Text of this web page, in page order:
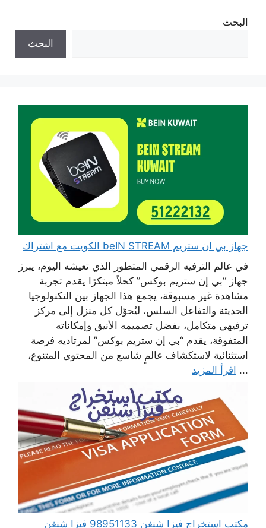
البحث
البحث
جهاز بي ان ستريم beIN STREAM الكويت مع اشتراك
في عالم الترفيه الرقمي المتطور الذي تعيشه اليوم، يبرز
جهاز “بي إن ستريم بوكس” كحلاً مبتكرًا يقدم تجربة
مشاهدة غير مسبوقة، يجمع هذا الجهاز بين التكنولوجيا
الحديثة والتفاعل السلس، ليُحوّل كل منزل إلى مركز
ترفيهي متكامل، بفضل تصميمه الأنيق وإمكاناته
المتفوقة، يقدم “بي إن ستريم بوكس” لمرتاديه فرصة
استثنائية لاستكشاف عالمٍ شاسع من المحتوى المتنوع،
... اقرأ المزيد
مكتب استخراج فيزا شنغن 98951133 فيزا شنغن